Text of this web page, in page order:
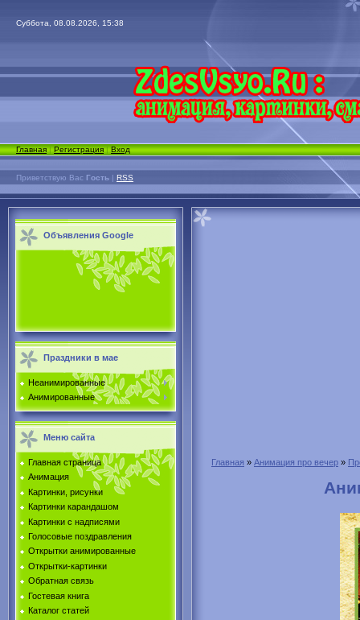
Суббота, 08.08.2026, 15:38
Главная|Регистрация|Вход
Приветствую Вас Гость | RSS
Объявления Google
Праздники в мае
Неанимированные
Анимированные
Меню сайта
Главная страница
Анимация
Картинки, рисунки
Картинки карандашом
Картинки с надписями
Голосовые поздравления
Открытки анимированные
Открытки-картинки
Обратная связь
Гостевая книга
Каталог статей
Главная » Анимация про вечер »